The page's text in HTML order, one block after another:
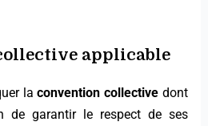
applicable
laconvention collective dont
de garantir le respect de ses